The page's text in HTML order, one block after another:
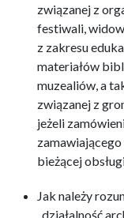
związanej z
festiwali,
z zakresu
materiałów
muzealiów, a
związanej z
jeżeli
bieżącej
Jak należy
„działalność